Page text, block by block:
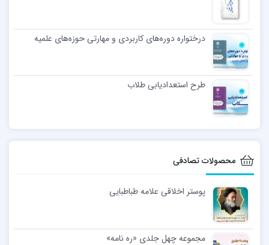
درختواره دوره‌های کاربردی و مهارتی حوزه‌های علمیه
طرح استعدادیابی طلاب
محصولات تصادفی
پوستر اخلاقی علامه طباطبایی
مجموعه چهل جلدی «ره نامه»